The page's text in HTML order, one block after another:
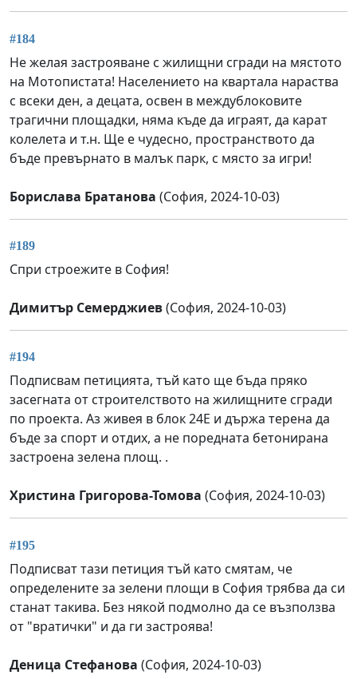
#184
Не желая застрояване с жилищни сгради на мястото
на Мотопистата! Населението на квартала нараства
с всеки ден, а децата, освен в междублоковите
трагични площадки, няма къде да играят, да карат
колелета и т.н. Ще е чудесно, пространството да
бъде превърнато в малък парк, с място за игри!
Борислава Братанова (София, 2024-10-03)
#189
Спри строежите в София!
Димитър Семерджиев(София, 2024-10-03)
#194
Подписвам петицията, тъй като ще бъда пряко
засегната от строителството на жилищните сгради
по проекта. Аз живея в блок 24Е и държа терена да
бъде за спорт и отдих, а не поредната бетонирана
застроена зелена площ. .
Христина Григорова-Томова (София, 2024-10-03)
#195
Подписват тази петиция тъй като смятам, че
определените за зелени площи в София трябва да си
станат такива. Без някой подмолно да се възползва
от "вратички" и да ги застроява!
Деница Стефанова (София, 2024-10-03)